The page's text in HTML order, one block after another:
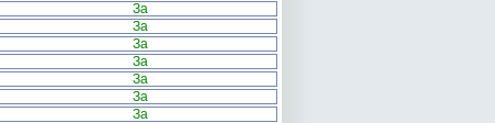
За
За
За
За
За
За
За